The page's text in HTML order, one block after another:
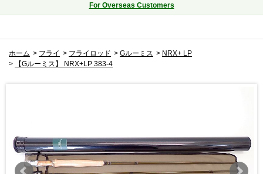
For Overseas Customers
ホーム > フライ > フライロッド > Gルーミス > NRX+ LP
>
【Gルーミス】 NRX+LP 383-4